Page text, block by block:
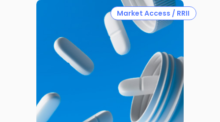
Market Access / RRII